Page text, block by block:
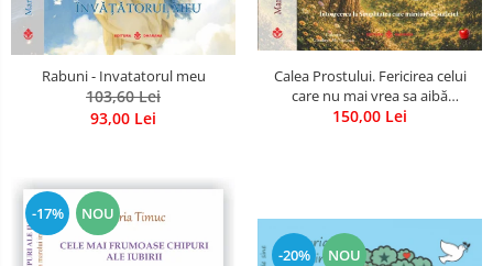
Rabuni - Invatatorul meu
103,60 Lei
93,00 Lei
Calea Prostului. Fericirea celui
care nu mai vrea sa aibă
dreptate - Intoarcerea la
150,00 Lei
-17% NOU
-20% NOU